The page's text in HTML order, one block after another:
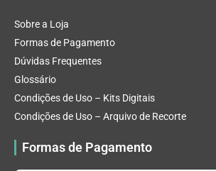
Sobre a Loja
Formas de Pagamento
Dúvidas Frequentes
Glossário
Condições de Uso – Kits Digitais
Condições de Uso – Arquivo de Recorte
Formas de Pagamento